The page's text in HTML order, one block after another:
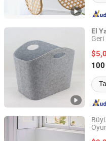
El
Jiangmen Pengjiang
Guangdong, China
Beijing Ulike Technology